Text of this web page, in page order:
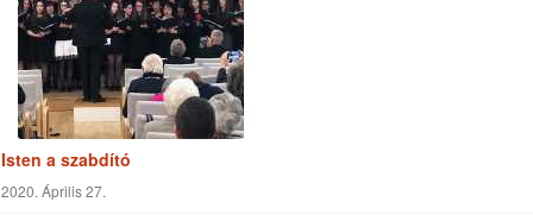
Isten a szabdító
2020. Április 27.